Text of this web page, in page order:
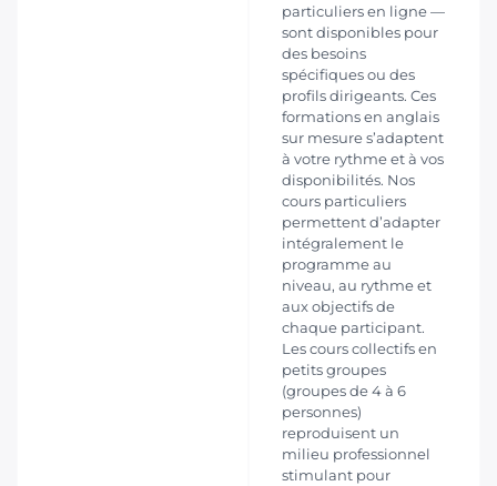
particuliers en ligne —
sont disponibles pour
des besoins
spécifiques ou des
profils dirigeants. Ces
formations en anglais
sur mesure s’adaptent
à votre rythme et à vos
disponibilités. Nos
cours particuliers
permettent d’adapter
intégralement le
programme au
niveau, au rythme et
aux objectifs de
chaque participant.
Les cours collectifs en
petits groupes
(groupes de 4 à 6
personnes)
reproduisent un
milieu professionnel
stimulant pour